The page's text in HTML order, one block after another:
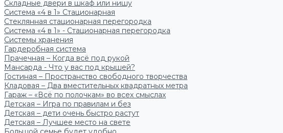
Складные двери в шкаф или нишу
Система «4 в 1» Стационарная
Стеклянная стационарная перегородка
Система «4 в 1» - Стационарная перегородка
Системы хранения
Гардеробная система
Прачечная – Когда всё под рукой
Мансарда - Что у вас под крышей?
Гостиная – Пространство свободного творчества
Кладовая – Два вместительных квадратных метра
Гараж – «Всё по полочкам» во всех смыслах
Детская – Игра по правилам и без
Детская – дети очень быстро растут
Детская – Лучшее место на свете